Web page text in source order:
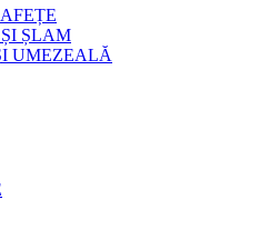
ȘLAM
UMEZEALĂ